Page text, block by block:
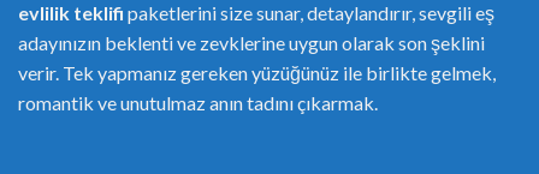
evlilik teklifi paketlerini size sunar, detaylandırır, sevgili eş
adayınızın beklenti ve zevklerine uygun olarak son şeklini
verir. Tek yapmanız gereken yüzüğünüz ile birlikte gelmek,
romantik ve unutulmaz anın tadını çıkarmak.